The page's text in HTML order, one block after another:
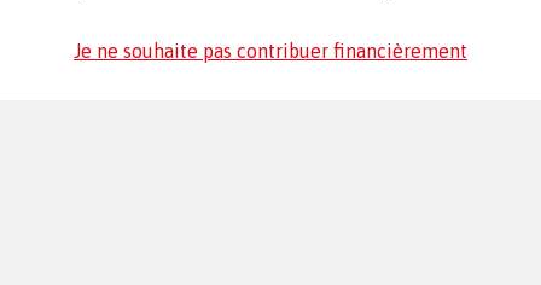
Je ne souhaite pas contribuer financièrement